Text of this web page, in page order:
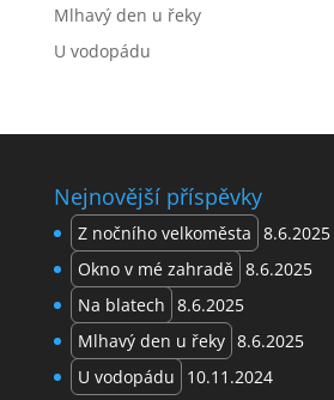
Mlhavý den u řeky
U vodopádu
Nejnovější příspěvky
Z nočního velkoměsta 8.6.2025
Okno v mé zahradě 8.6.2025
Na blatech 8.6.2025
Mlhavý den u řeky 8.6.2025
U vodopádu
10.11.2024